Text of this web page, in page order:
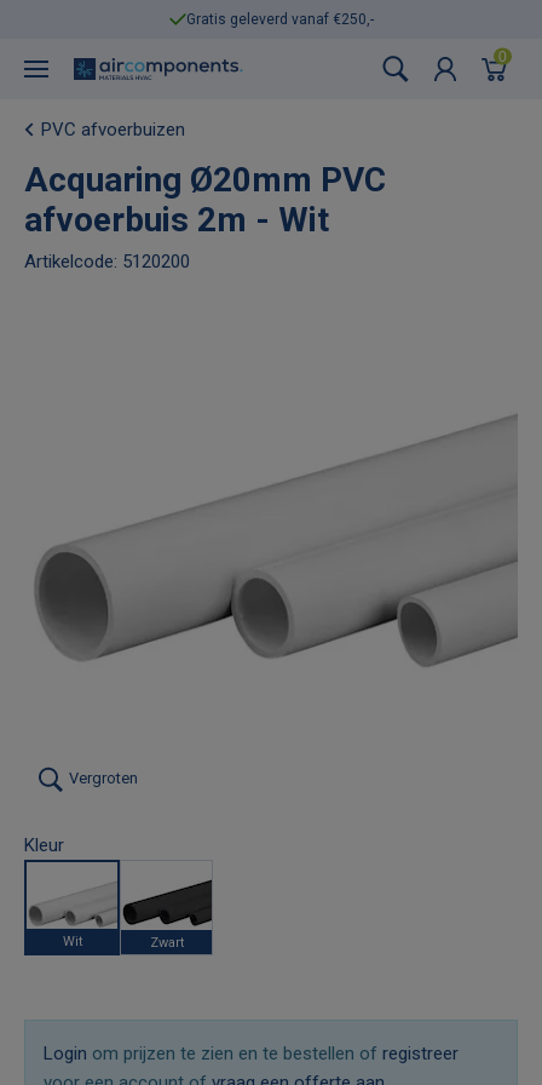
Gratis geleverd vanaf €250,-
0
PVC afvoerbuizen
Acquaring Ø20mm PVC
afvoerbuis 2m - Wit
Artikelcode: 5120200
Vergroten
Kleur
Wit Zwart
Login om prijzen te zien en te bestellen of registreer